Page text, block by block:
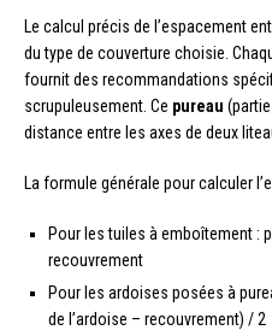
Le calcul précis de l’espacement
du type de couverture choisie.
fournit des recommandations
scrupuleusement. Ce pureau
distance entre les axes de deux
La formule générale pour calculer
Pour les tuiles à emboîtement :
recouvrement
Pour les ardoises posées à
de l’ardoise – recouvrement) / 2